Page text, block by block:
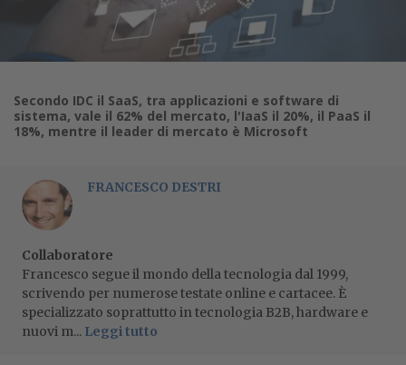
Secondo IDC il SaaS, tra applicazioni e software di
sistema, vale il 62% del mercato, l'IaaS il 20%, il PaaS il
18%, mentre il leader di mercato è Microsoft
FRANCESCO DESTRI
Collaboratore
Francesco segue il mondo della tecnologia dal 1999,
scrivendo per numerose testate online e cartacee. È
specializzato soprattutto in tecnologia B2B, hardware e
nuovi m... Leggi tutto